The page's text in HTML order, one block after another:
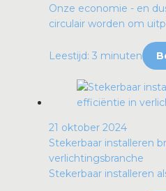
Onze economie - en
circulair worden om
Leestijd: 3 minuten
21 oktober 2024
Stekerbaar installeren
verlichtingsbranche
Stekerbaar installeren